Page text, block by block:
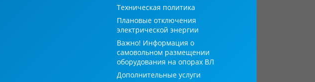
Техническая политика
Плановые отключения
электрической энергии
Важно! Информация о
самовольном размещении
оборудования на опорах ВЛ
Дополнительные услуги